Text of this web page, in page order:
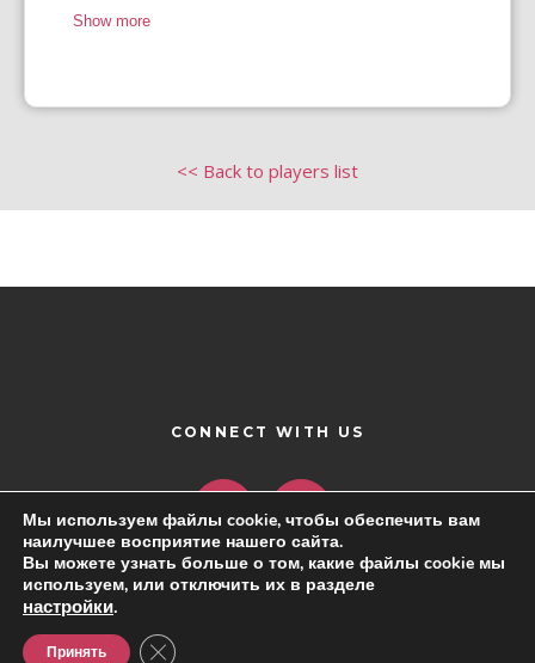
Show more
<< Back to players list
CONNECT WITH US
Мы используем файлы cookie, чтобы обеспечить вам
наилучшее восприятие нашего сайта.
Вы можете узнать больше о том, какие файлы cookie мы
используем, или отключить их в разделе
настройки.
Принять Close GDPR Cookie Banner